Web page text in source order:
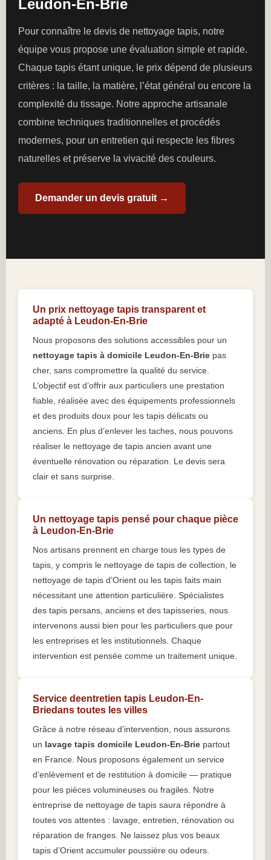
Leudon-En-Brie
Pour connaître le devis de nettoyage tapis, notre
équipe vous propose une évaluation simple et rapide.
Chaque tapis étant unique, le prix dépend de plusieurs
critères : la taille, la matière, l’état général ou encore la
complexité du tissage. Notre approche artisanale
combine techniques traditionnelles et procédés
modernes, pour un entretien qui respecte les fibres
naturelles et préserve la vivacité des couleurs.
Demander un devis gratuit →
Un prix nettoyage tapis transparent et
adapté à Leudon-En-Brie
Nous proposons des solutions accessibles pour un
nettoyage tapis à domicile Leudon-En-Brie pas
cher, sans compromettre la qualité du service.
L’objectif est d’offrir aux particuliers une prestation
fiable, réalisée avec des équipements professionnels
et des produits doux pour les tapis délicats ou
anciens. En plus d’enlever les taches, nous pouvons
réaliser le nettoyage de tapis ancien avant une
éventuelle rénovation ou réparation. Le devis sera
clair et sans surprise.
Un nettoyage tapis pensé pour chaque pièce
à Leudon-En-Brie
Nos artisans prennent en charge tous les types de
tapis, y compris le nettoyage de tapis de collection, le
nettoyage de tapis d’Orient ou les tapis faits main
nécessitant une attention particulière. Spécialistes
des tapis persans, anciens et des tapisseries, nous
intervenons aussi bien pour les particuliers que pour
les entreprises et les institutionnels. Chaque
intervention est pensée comme un traitement unique.
Service deentretien tapis Leudon-En-
Briedans toutes les villes
Grâce à notre réseau d’intervention, nous assurons
un lavage tapis domicile Leudon-En-Brie partout
en France. Nous proposons également un service
d’enlèvement et de restitution à domicile — pratique
pour les pièces volumineuses ou fragiles. Notre
entreprise de nettoyage de tapis saura répondre à
toutes vos attentes : lavage, entretien, rénovation ou
réparation de franges. Ne laissez plus vos beaux
tapis d’Orient accumuler poussière ou odeurs.